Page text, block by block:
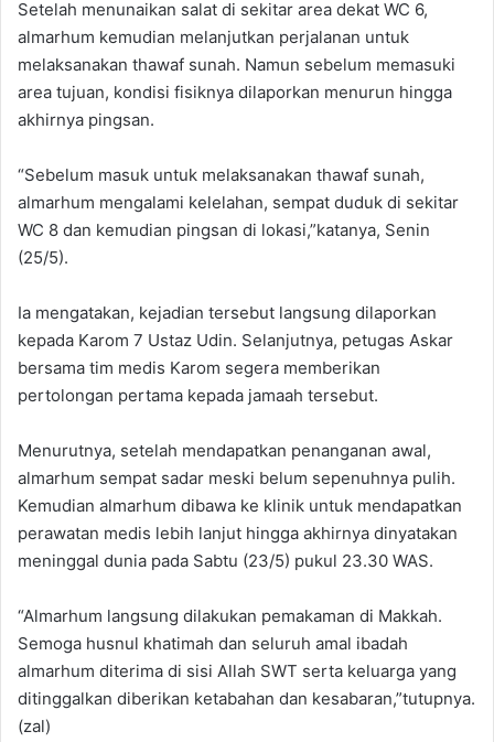
Setelah menunaikan salat di sekitar area dekat WC 6,
almarhum kemudian melanjutkan perjalanan untuk
melaksanakan thawaf sunah. Namun sebelum memasuki
area tujuan, kondisi fisiknya dilaporkan menurun hingga
akhirnya pingsan. ‎
“Sebelum masuk untuk melaksanakan thawaf sunah,
almarhum mengalami kelelahan, sempat duduk di sekitar
WC 8 dan kemudian pingsan di lokasi,”katanya, Senin
(25/5).
‎Ia mengatakan, kejadian tersebut langsung dilaporkan
kepada Karom 7 Ustaz Udin. Selanjutnya, petugas Askar
bersama tim medis Karom segera memberikan
pertolongan pertama kepada jamaah tersebut.
‎‎Menurutnya, setelah mendapatkan penanganan awal,
almarhum sempat sadar meski belum sepenuhnya pulih.
Kemudian almarhum dibawa ke klinik untuk mendapatkan
perawatan medis lebih lanjut hingga akhirnya dinyatakan
meninggal dunia pada Sabtu (23/5) pukul 23.30 WAS.
“Almarhum langsung dilakukan pemakaman di Makkah.
Semoga husnul khatimah dan seluruh amal ibadah
almarhum diterima di sisi Allah SWT serta keluarga yang
ditinggalkan diberikan ketabahan dan kesabaran,”tutupnya.
(zal)